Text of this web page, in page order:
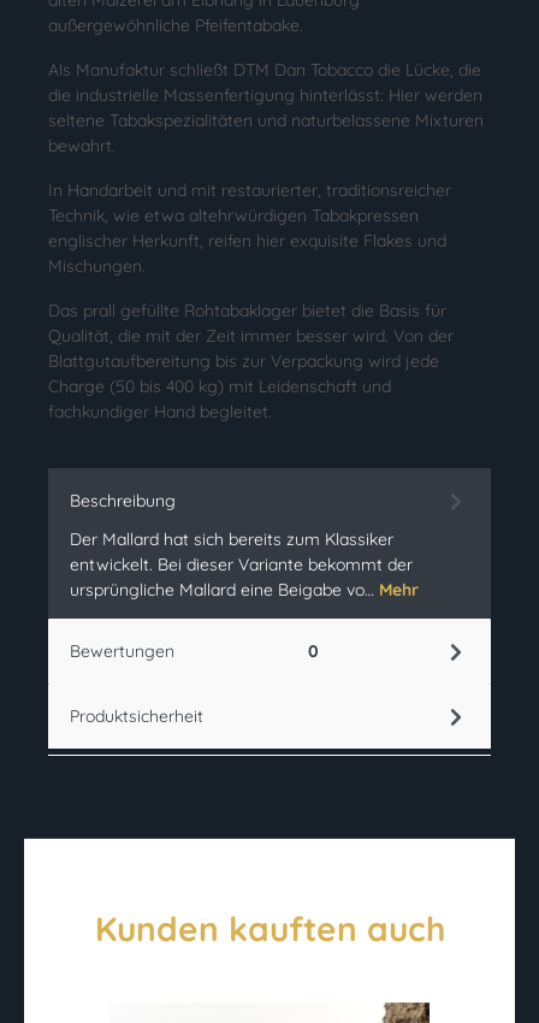
außergewöhnliche Pfeifentabake.
Als Manufaktur schließt DTM Dan Tobacco die Lücke, die
die industrielle Massenfertigung hinterlässt: Hier werden
seltene Tabakspezialitäten und naturbelassene Mixturen
bewahrt.
In Handarbeit und mit restaurierter, traditionsreicher
Technik, wie etwa altehrwürdigen Tabakpressen
englischer Herkunft, reifen hier exquisite Flakes und
Mischungen.
Das prall gefüllte Rohtabaklager bietet die Basis für
Qualität, die mit der Zeit immer besser wird. Von der
Blattgutaufbereitung bis zur Verpackung wird jede
Charge (50 bis 400 kg) mit Leidenschaft und
fachkundiger Hand begleitet.
Beschreibung
Der Mallard hat sich bereits zum Klassiker
entwickelt. Bei dieser Variante bekommt der
ursprüngliche Mallard eine Beigabe vo… Mehr
Bewertungen 0
Produktsicherheit
Kunden kauften auch